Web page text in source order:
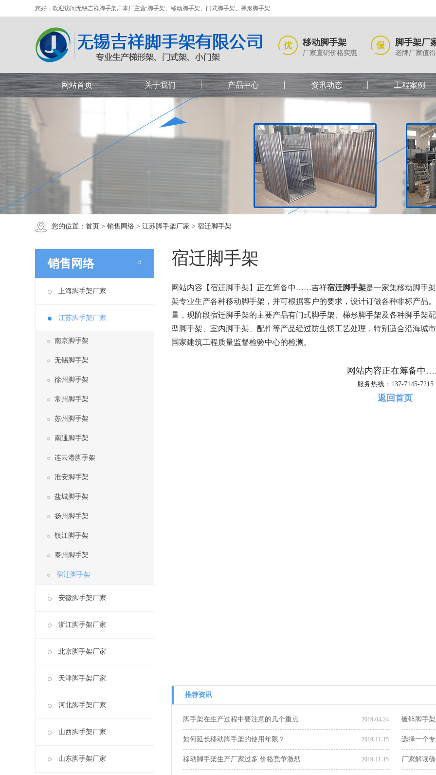
您好，欢迎访问无锡吉祥脚手架厂本厂主营:脚手架、移动脚手架、门式脚手架、梯形脚手架
移动脚手架
厂家直销价格实惠
脚手架厂
老牌厂家值
网站首页 关于我们 产品中心 资讯动态 工程案例
您的位置： 首页 > 销售网络 > 江苏脚手架厂家 > 宿迁脚手架
销售网络
上海脚手架厂家
江苏脚手架厂家
南京脚手架
无锡脚手架
徐州脚手架
常州脚手架
苏州脚手架
南通脚手架
连云港脚手架
淮安脚手架
盐城脚手架
扬州脚手架
镇江脚手架
泰州脚手架
宿迁脚手架
安徽脚手架厂家
浙江脚手架厂家
北京脚手架厂家
天津脚手架厂家
河北脚手架厂家
山西脚手架厂家
山东脚手架厂家
宿迁脚手架
网站内容【宿迁脚手架】正在筹备中……吉祥宿迁脚手架是一家集移动脚手
架专业生产各种移动脚手架，并可根据客户的要求，设计订做各种非标产品
量，现阶段宿迁脚手架的主要产品有门式脚手架、梯形脚手架及各种脚手架
型脚手架、室内脚手架、配件等产品经过防生锈工艺处理，特别适合沿海城市
国家建筑工程质量监督检验中心的检测。
网站内容正在筹备中
服务热线：137-7145-7215
返回首页
推荐资讯
2019-04-24
脚手架在生产过程中要注意的几个重点 镀锌脚手
2019-11-15
如何延长移动脚手架的使用年限？ 选择一个
2019-11-15
移动脚手架生产厂家过多 价格竞争激烈 厂家解读